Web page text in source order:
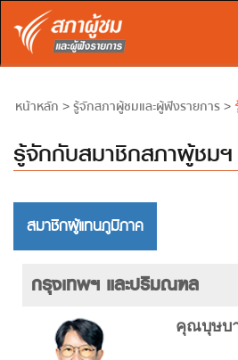
หน้าหลัก > รู้จักสภาผู้ชมและผู้ฟังรายการ >
รู้จักกับสมาชิกสภาผู้ชมฯ
สมาชิกผู้แทนภูมิภาค
กรุงเทพฯ และปริมณฑล
คุณบุษบ